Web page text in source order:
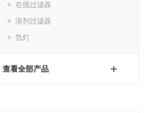
在线过滤器
溶剂过滤器
氘灯
查看全部产品